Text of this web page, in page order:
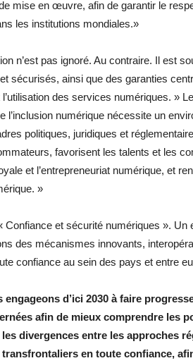
mise en œuvre, afin de garantir le
les institutions mondiales.»
n’est pas ignoré. Au contraire. Il est
sécurisés, ainsi que des garanties
des services numériques. »
l’inclusion numérique nécessite un
politiques, juridiques et
favorisent les talents et les
et l’entrepreneuriat numérique, et
»
et sécurité numériques ». Un
des mécanismes innovants,
confiance au sein des pays et entre
d’ici 2030 à faire
afin de mieux comprendre les
divergences entre les approches
en toute confiance,